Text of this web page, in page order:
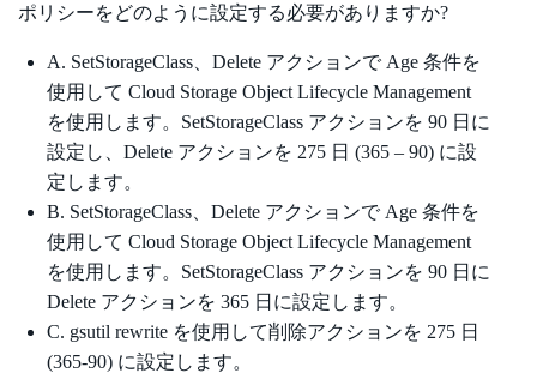
ポリシーをどのように設定する必要がありますか?
A. SetStorageClass、Delete アクションで Age 条件を
使用して Cloud Storage Object Lifecycle Management
を使用します。SetStorageClass アクションを 90 日に
設定し、Delete アクションを 275 日 (365 – 90) に設
定します。
B. SetStorageClass、Delete アクションで Age 条件を
使用して Cloud Storage Object Lifecycle Management
を使用します。SetStorageClass アクションを 90 日に
Delete アクションを 365 日に設定します。
C. gsutil rewrite を使用して削除アクションを 275 日
(365-90) に設定します。